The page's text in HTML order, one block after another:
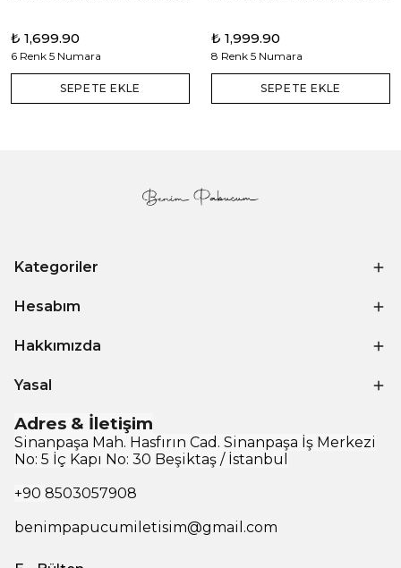
₺ 1,699.90
6 Renk 5 Numara
SEPETE EKLE
₺ 1,999.90
8 Renk 5 Numara
SEPETE EKLE
Kategoriler
Hesabım
Hakkımızda
Yasal
Adres & İletişim
Sinanpaşa Mah. Hasfırın Cad. Sinanpaşa İş Merkezi
No: 5 İç Kapı No: 30 Beşiktaş / İstanbul
+90 8503057908
benimpapucumiletisim@gmail.com